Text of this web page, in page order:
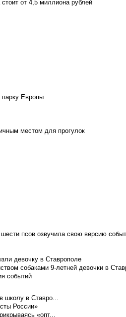
от 4,5 миллиона рублей
парку Европы
местом для прогулок
псов озвучила свою версию
девочку в Ставрополе
собаками 9-летней девочки в
событий
школу в Ставро...
России»
«опт...